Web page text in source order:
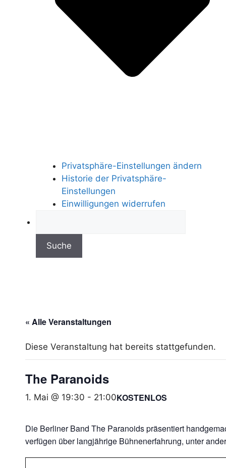
Privatsphäre-Einstellungen ändern
Historie der Privatsphäre-
Einstellungen
Einwilligungen widerrufen
« Alle Veranstaltungen
Diese Veranstaltung hat bereits stattgefunden.
The Paranoids
1. Mai @ 19:30 - 21:00KOSTENLOS
Die Berliner Band The Paranoids präsentiert
verfügen über langjährige Bühnenerfahrung, unter